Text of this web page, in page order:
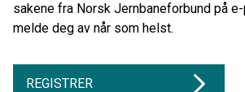
sakene fra Norsk Jernbaneforbund på
melde deg av når som helst.
REGISTRER